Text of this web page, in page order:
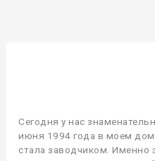
Сегодня у нас
июня 1994 года в моем
стала заводчиком. Именно